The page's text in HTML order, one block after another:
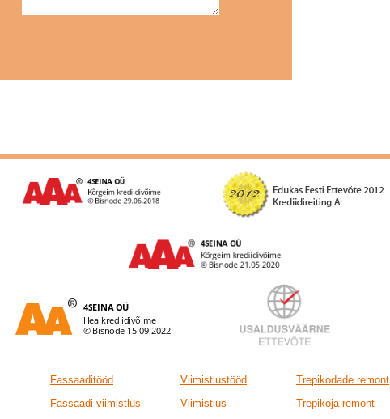
Fassaaditööd Viimistlustööd
Trepikodade remont
Fassaadi viimistlus Viimistlus Trepikoja remont